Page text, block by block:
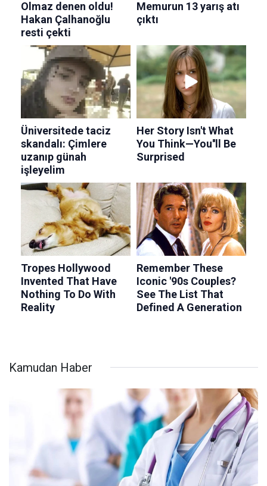
Kamudan Haber